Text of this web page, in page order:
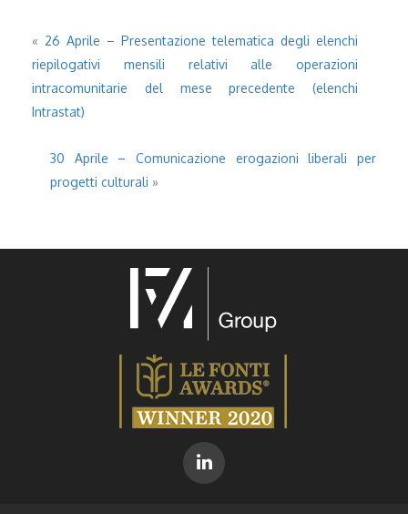
« 26 Aprile – Presentazione telematica degli elenchi
riepilogativi mensili relativi alle operazioni
intracomunitarie del mese precedente (elenchi
Intrastat)
30 Aprile – Comunicazione erogazioni liberali per
progetti culturali »